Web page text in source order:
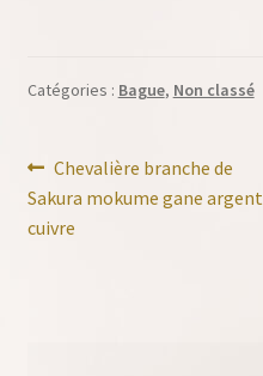
Catégories : Bague, Non classé
Navigation
de
Article
précédent :
Chevalière branche de
Sakura mokume gane argent
cuivre